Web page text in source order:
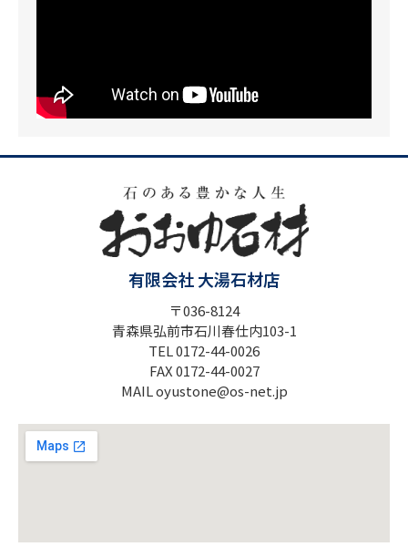
有限会社 大湯石材店
〒036-8124
青森県弘前市石川春仕内103-1
TEL 0172-44-0026
FAX 0172-44-0027
MAIL oyustone@os-net.jp